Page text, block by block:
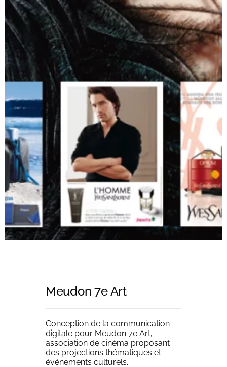
Meudon 7e Art
Conception de la communication
digitale pour Meudon 7e Art,
association de cinéma proposant
des projections thématiques et
événements culturels.
Infographies
Correction orthographique
Points forts